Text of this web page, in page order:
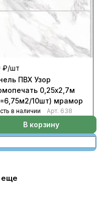
₽/шт
ПВХ Узор
0,25х2,7м
10шт) мрамор
в наличии Арт. 638
В корзину
еще